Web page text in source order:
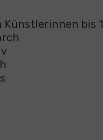
Künstlerinnen bis